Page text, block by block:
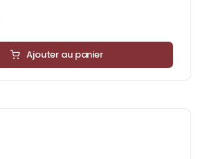
Ajouter au panier